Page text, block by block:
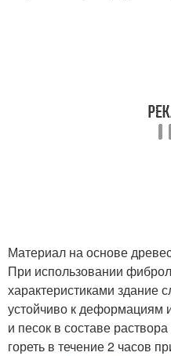
Материал на основе
При использовании
характеристиками здание
устойчиво к деформациям
и песок в составе
гореть в течение 2 часов